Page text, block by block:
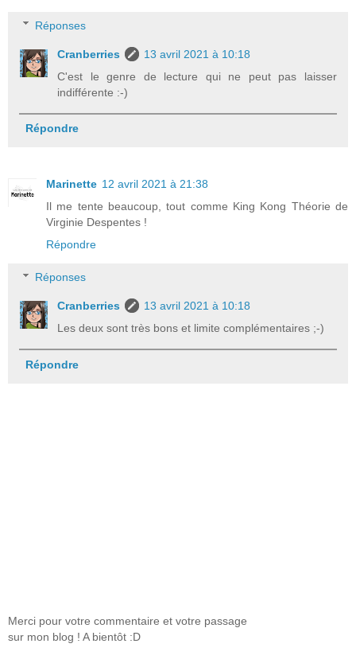
Réponses
Cranberries
13 avril 2021 à 10:18
C'est le genre de lecture qui ne peut pas laisser
indifférente :-)
Répondre
Marinette 12 avril 2021 à 21:38
Il me tente beaucoup, tout comme King Kong Théorie de
Virginie Despentes !
Répondre
Réponses
Cranberries
13 avril 2021 à 10:18
Les deux sont très bons et limite complémentaires ;-)
Répondre
Merci pour votre commentaire et votre passage
sur mon blog ! A bientôt :D